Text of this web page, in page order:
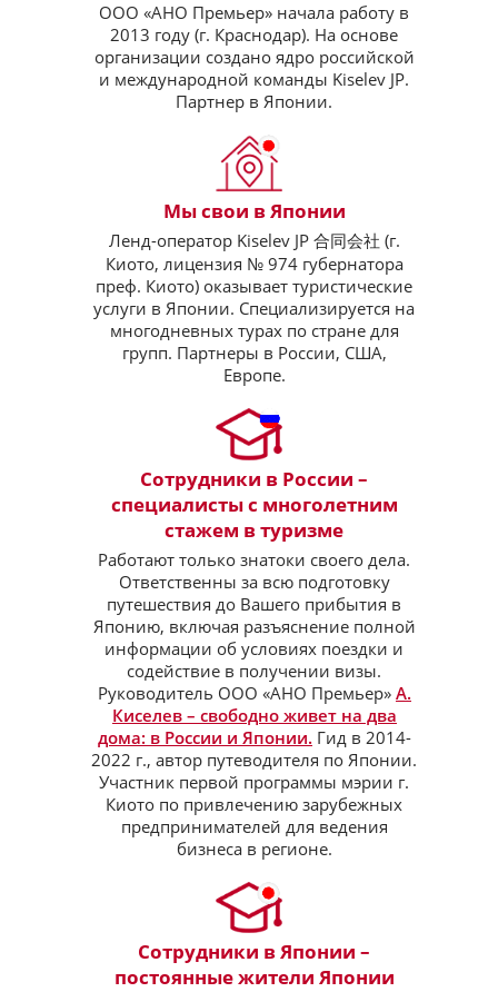
ООО «АНО Премьер» начала работу в
2013 году (г. Краснодар). На основе
организации создано ядро российской
и международной команды Kiselev JP.
Партнер в Японии.
Мы свои в Японии
Ленд-оператор Kiselev JP 合同会社 (г.
Киото, лицензия № 974 губернатора
преф. Киото) оказывает туристические
услуги в Японии. Специализируется на
многодневных турах по стране для
групп. Партнеры в России, США,
Европе.
Сотрудники в России –
специалисты с многолетним
стажем в туризме
Работают только знатоки своего дела.
Ответственны за всю подготовку
путешествия до Вашего прибытия в
Японию, включая разъяснение полной
информации об условиях поездки и
содействие в получении визы.
Руководитель ООО «АНО Премьер» А.
Киселев – свободно живет на два
дома: в России и Японии. Гид в 2014-
2022 г., автор путеводителя по Японии.
Участник первой программы мэрии г.
Киото по привлечению зарубежных
предпринимателей для ведения
бизнеса в регионе.
Сотрудники в Японии –
постоянные жители Японии